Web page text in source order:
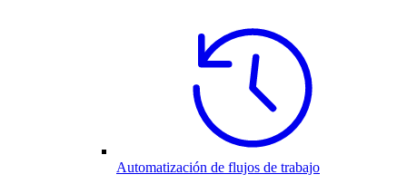
Automatización de flujos de trabajo